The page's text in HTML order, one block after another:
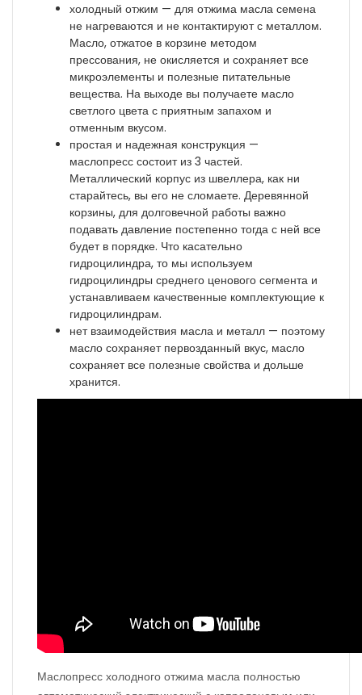
холодный отжим — для отжима масла семена
не нагреваются и не контактируют с металлом.
Масло, отжатое в корзине методом
прессования, не окисляется и сохраняет все
микроэлементы и полезные питательные
вещества. На выходе вы получаете масло
светлого цвета с приятным запахом и
отменным вкусом.
простая и надежная конструкция —
маслопресс состоит из 3 частей.
Металлический корпус из швеллера, как ни
старайтесь, вы его не сломаете. Деревянной
корзины, для долговечной работы важно
подавать давление постепенно тогда с ней все
будет в порядке. Что касательно
гидроцилиндра, то мы используем
гидроцилиндры среднего ценового сегмента и
устанавливаем качественные комплектующие к
гидроцилиндрам.
нет взаимодействия масла и металл — поэтому
масло сохраняет первозданный вкус, масло
сохраняет все полезные свойства и дольше
хранится.
Маслопресс холодного отжима масла полностью